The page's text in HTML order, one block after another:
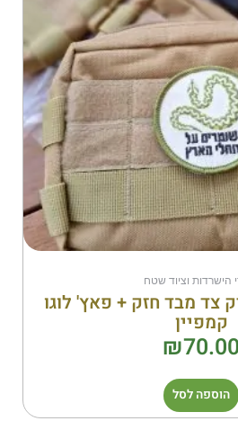
הישרדות וציוד שטח
צד מבד חזק + פאץ' לוגו
קמפיין
₪70.00
הוספה לסל